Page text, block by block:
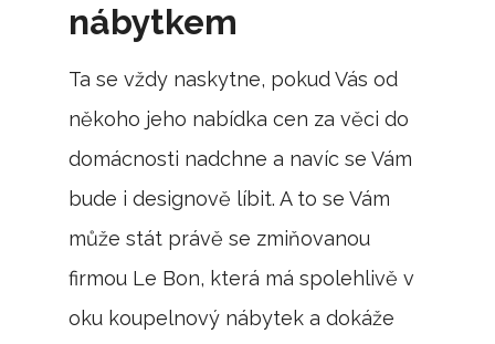
nábytkem
Ta se vždy naskytne, pokud Vás od
někoho jeho nabídka cen za věci do
domácnosti nadchne a navíc se Vám
bude i designově líbit. A to se Vám
může stát právě se zmiňovanou
firmou Le Bon, která má spolehlivě v
oku koupelnový nábytek a dokáže